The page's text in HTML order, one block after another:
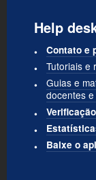
Help
Contato e
Tutoriais e
Guias e
docentes
Baixe o